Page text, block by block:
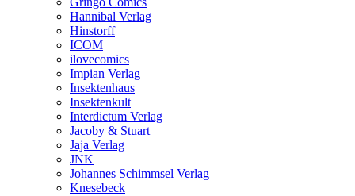
Hannibal Verlag
Hinstorff
ICOM
ilovecomics
Impian Verlag
Insektenhaus
Insektenkult
Interdictum Verlag
Jacoby & Stuart
Jaja Verlag
JNK
Johannes Schimmsel Verlag
Knesebeck